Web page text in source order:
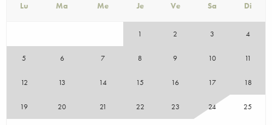
Lu Ma Me Je Ve Sa Di
1 2 3 4
5 6 7 8 9 10 11
12 13 14 15 16 17 18
19 20 21 22 23 24 25